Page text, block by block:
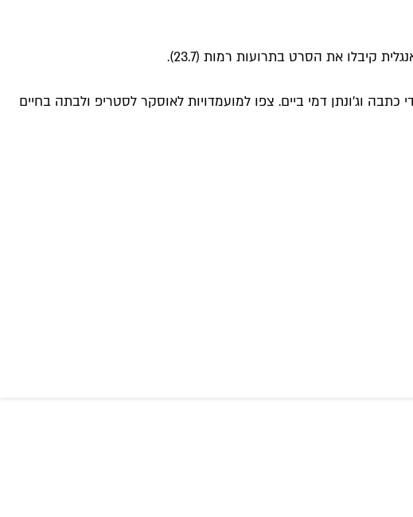
קיבלו את הסרט בתרועות רמות (23.7).
וג'ונתן דמי ביים. צפו למועמדויות לאוסקר לסטריפ ולבתה בחיים